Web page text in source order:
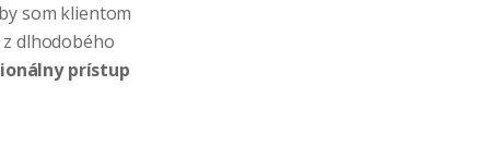
som klientom
dlhodobého
prístup